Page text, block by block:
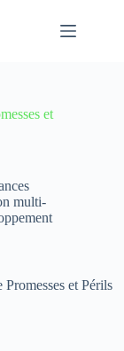
et
multi-
et Périls